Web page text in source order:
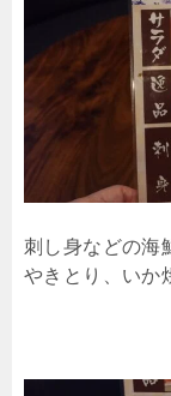
刺し身などの海
やきとり、いか